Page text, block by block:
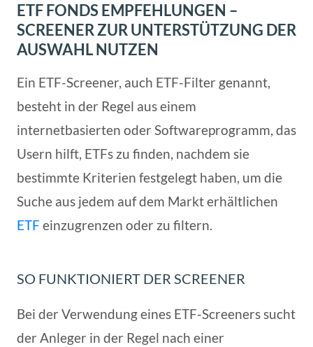
ETF FONDS EMPFEHLUNGEN –
SCREENER ZUR UNTERSTÜTZUNG DER
AUSWAHL NUTZEN
Ein ETF-Screener, auch ETF-Filter genannt,
besteht in der Regel aus einem
internetbasierten oder Softwareprogramm, das
Usern hilft, ETFs zu finden, nachdem sie
bestimmte Kriterien festgelegt haben, um die
Suche aus jedem auf dem Markt erhältlichen
ETF einzugrenzen oder zu filtern.
SO FUNKTIONIERT DER SCREENER
Bei der Verwendung eines ETF-Screeners sucht
der Anleger in der Regel nach einer